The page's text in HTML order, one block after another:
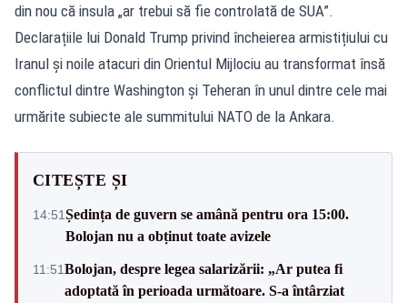
din nou că insula „ar trebui să fie controlată de SUA”.
Declarațiile lui Donald Trump privind încheierea armistițiului cu
Iranul și noile atacuri din Orientul Mijlociu au transformat însă
conflictul dintre Washington și Teheran în unul dintre cele mai
urmărite subiecte ale summitului NATO de la Ankara.
CITEȘTE ȘI
14:51Ședința de guvern se amână pentru ora 15:00.
Bolojan nu a obținut toate avizele
11:51Bolojan, despre legea salarizării: „Ar putea fi
adoptată în perioada următoare. S-a întârziat